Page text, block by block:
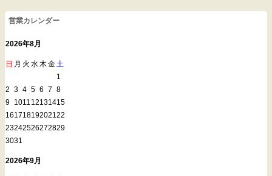
営業カレンダー
2026年8月
日 月 火 水木金土
1
2 3 4 5 6 7 8
9 1011 12131415
16171819202122
23242526272829
3031
2026年9月